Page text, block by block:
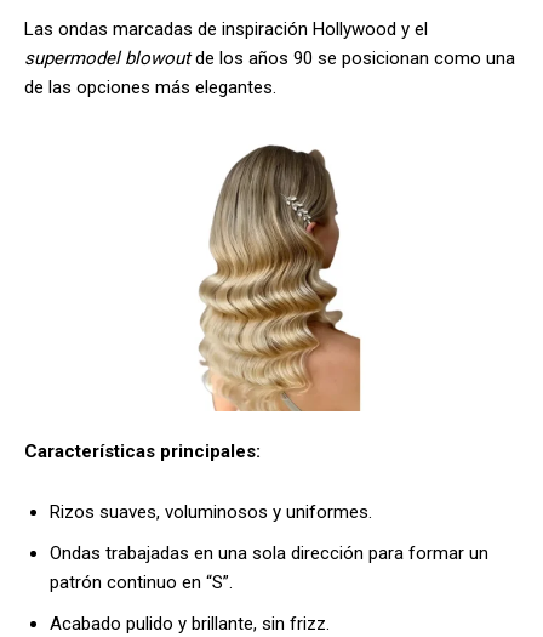
Las ondas marcadas de inspiración Hollywood y el
supermodel blowoutde los años 90 se posicionan como una
de las opciones más elegantes.
Características principales:
Rizos suaves, voluminosos y uniformes.
Ondas trabajadas en una sola dirección para formar un
patrón continuo en “S”.
Acabado pulido y brillante, sin frizz.